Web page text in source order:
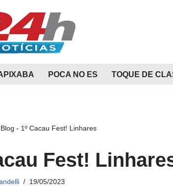
POCA NO ES TOQUE DE
Blog - 1º Cacau Fest! Linhares
Fest!
19/05/2023